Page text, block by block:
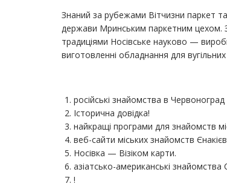
Знаний за рубежами Вітчизни паркет
держави Мринським паркетним цехом.
традиціями Носівське науково —
виготовленні обладнання для
російські знайомства в Червоноград
Історична довідка!
найкращі програми для знайомств
веб-сайти міських знайомств
Носівка — Візіком карти.
азіатсько-американські знайомства
!